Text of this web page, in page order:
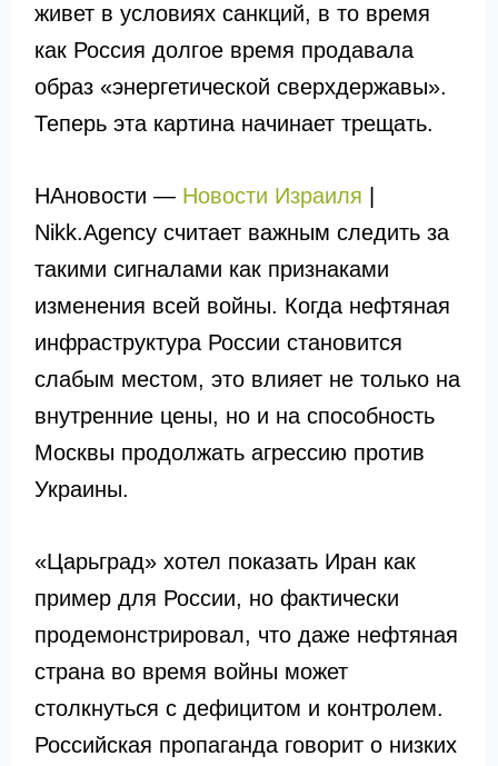
живет в условиях санкций, в то время
как Россия долгое время продавала
образ «энергетической сверхдержавы».
Теперь эта картина начинает трещать.
НАновости — Новости Израиля
Nikk.Agency считает важным следить за
такими сигналами как признаками
изменения всей войны. Когда нефтяная
инфраструктура России становится
слабым местом, это влияет не только на
внутренние цены, но и на способность
Москвы продолжать агрессию против
Украины.
«Царьград» хотел показать Иран как
пример для России, но фактически
продемонстрировал, что даже нефтяная
страна во время войны может
столкнуться с дефицитом и контролем.
Российская пропаганда говорит о низких